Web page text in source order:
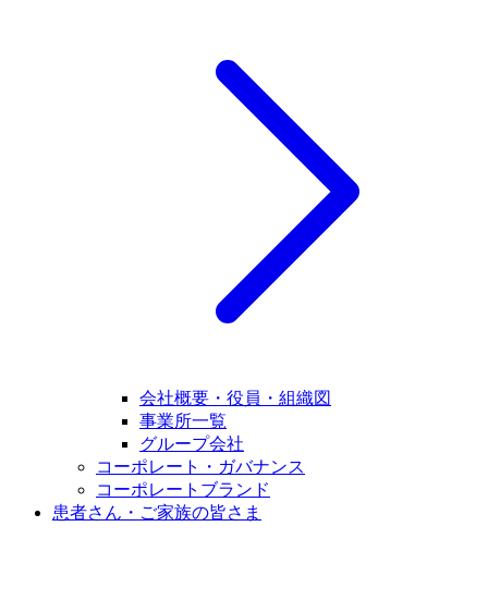
会社概要・役員・組織図
事業所一覧
グループ会社
コーポレート・ガバナンス
コーポレートブランド
患者さん・ご家族の皆さま